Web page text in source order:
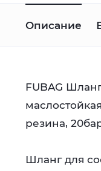
Описание
FUBAG
резина,
Шланг для